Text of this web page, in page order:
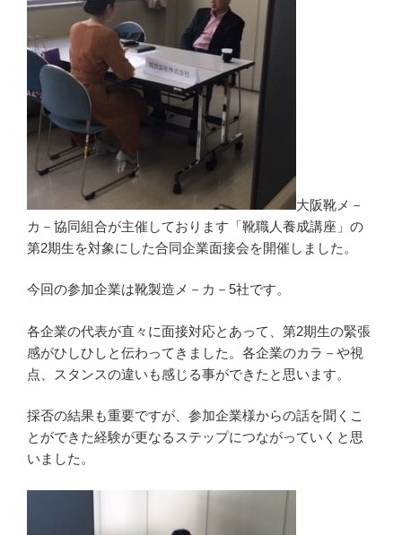
大阪靴メ－
カ－協同組合が主催しております「靴職人養成講座」の
第2期生を対象にした合同企業面接会を開催しました。
今回の参加企業は靴製造メ－カ－5社です。
各企業の代表が直々に面接対応とあって、第2期生の緊張
感がひしひしと伝わってきました。各企業のカラ－や視
点、スタンスの違いも感じる事ができたと思います。
採否の結果も重要ですが、参加企業様からの話を聞くこ
とができた経験が更なるステップにつながっていくと思
いました。